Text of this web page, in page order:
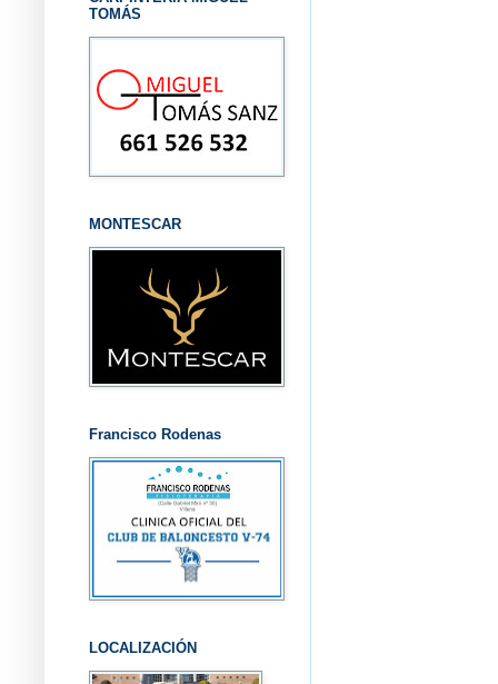
TOMÁS
MONTESCAR
Francisco Rodenas
LOCALIZACIÓN